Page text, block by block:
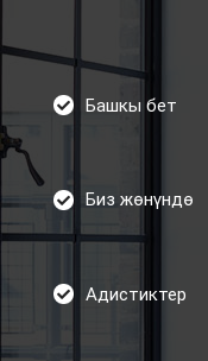
Башкы бет
Биз жөнүндө
Адистиктер